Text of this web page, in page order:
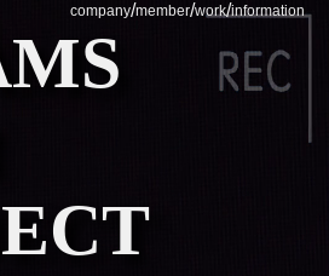
company/member/work/information